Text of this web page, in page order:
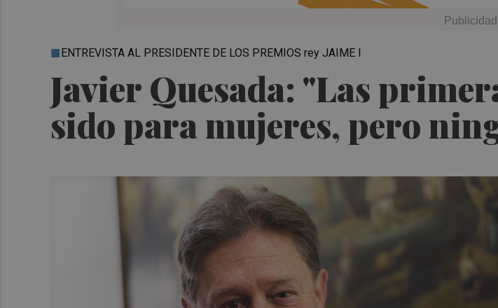
Javier Quesada: "Las
sido para mujeres, pero
ENTREVISTA AL PRESIDENTE DE LOS PREMIOS rey JAIME I